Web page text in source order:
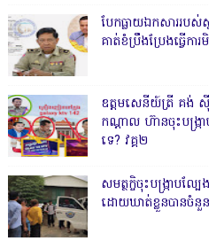
បែកធ្លាយឯកសាររបស់
គាត់ខំប្រឹងប្រែងធ្វើកា
ឧត្តមសេនីយ៍ត្រី គង់
កណ្តាល ហ៊ានចុះបង្ក្
ទេ? វគ្គ២
សមត្ថកិ្ចចុះបង្ក្រាបល្
ដោយឃាត់ខ្លួនបានចំនួ